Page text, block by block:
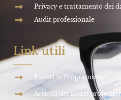
Privacy e trattamento dei
Audit professionale
Link utili
Eventi in Programma
Articoli dei nostri